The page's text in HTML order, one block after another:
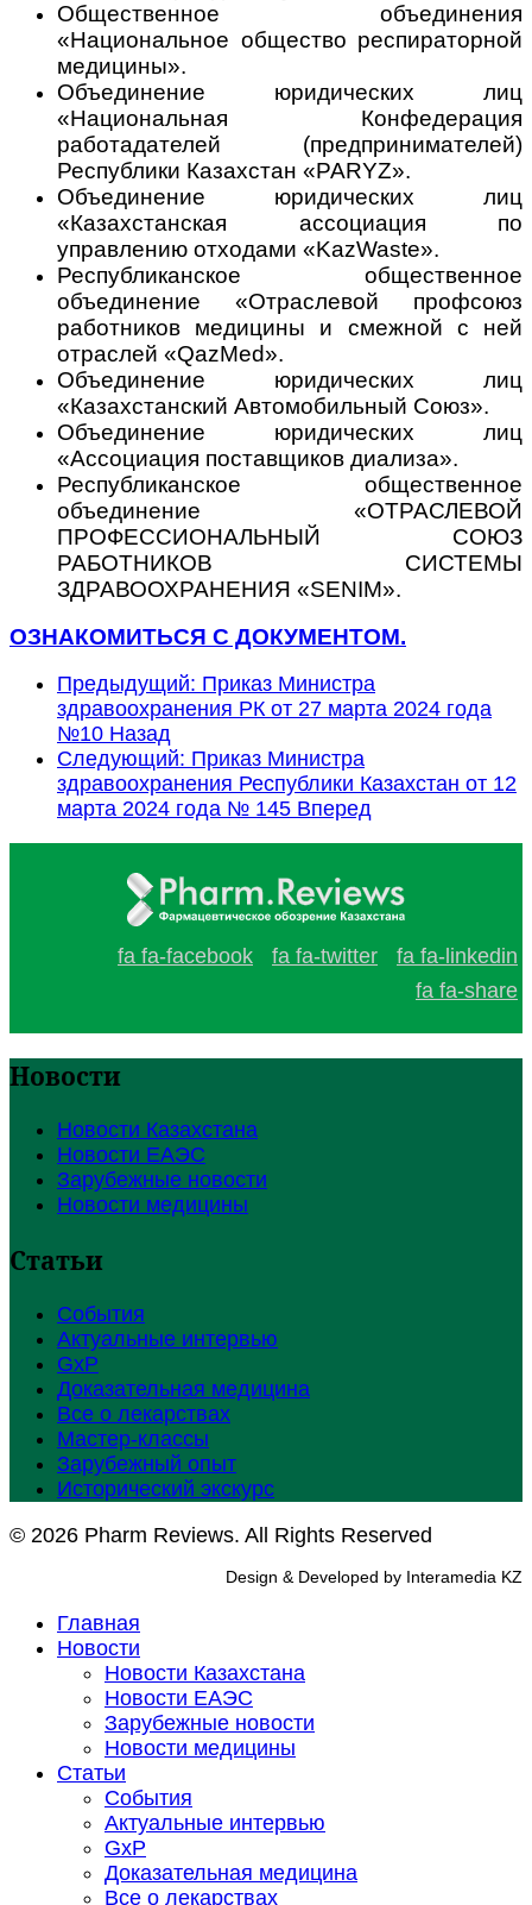
Общественное объединения
«Национальное общество респираторной
медицины».
Объединение юридических лиц
«Национальная Конфедерация
работадателей (предпринимателей)
Республики Казахстан «PARYZ».
Объединение юридических лиц
«Казахстанская ассоциация по
управлению отходами «KazWaste».
Республиканское общественное
объединение «Отраслевой профсоюз
работников медицины и смежной с ней
отраслей «QazMed».
Объединение юридических лиц
«Казахстанский Автомобильный Союз».
Объединение юридических лиц
«Ассоциация поставщиков диализа».
Республиканское общественное
объединение «ОТРАСЛЕВОЙ
ПРОФЕССИОНАЛЬНЫЙ СОЮЗ
РАБОТНИКОВ СИСТЕМЫ
ЗДРАВООХРАНЕНИЯ «SENIM».
ОЗНАКОМИТЬСЯ С ДОКУМЕНТОМ.
Предыдущий: Приказ Министра
здравоохранения РК от 27 марта 2024 года
№10 Назад
Следующий: Приказ Министра
здравоохранения Республики Казахстан от 12
марта 2024 года № 145 Вперед
fa fa-facebook fa fa-twitter
fa fa-linkedin
fa fa-share
Новости
Новости Казахстана
Новости ЕАЭС
Зарубежные новости
Новости медицины
Статьи
События
Актуальные интервью
GxP
Доказательная медицина
Все о лекарствах
Мастер-классы
Зарубежный опыт
Исторический экскурс
© 2026 Pharm Reviews. All Rights Reserved
Design & Developed by Interamedia KZ
Главная
Новости
Новости Казахстана
Новости ЕАЭС
Зарубежные новости
Новости медицины
Статьи
События
Актуальные интервью
GxP
Доказательная медицина
Все о лекарствах